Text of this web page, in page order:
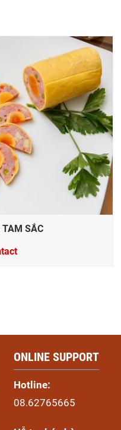
TAM SẮC
ONLINE SUPPORT
Hotline:
08.62765665